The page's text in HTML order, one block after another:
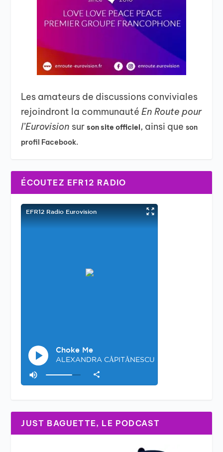
Les amateurs de discussions conviviales
rejoindront la communautéEn Route pour
l’Eurovision surson site officiel, ainsi queson
profil Facebook.
ÉCOUTEZ EFR12 RADIO
JUST BAGUETTE, LE PODCAST